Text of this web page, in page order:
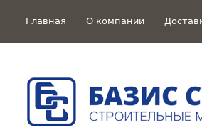
Главная О компании